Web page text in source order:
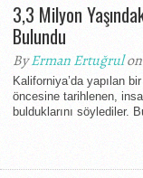
3,3 Milyon
Bulundu
ByErman Ertuğrulon
Kaliforniya’da yapılan
öncesine tarihlenen,
bulduklarını söylediler.